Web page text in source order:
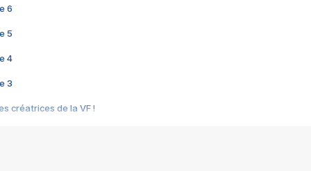
6
5
4
3
créatrices de la VF !